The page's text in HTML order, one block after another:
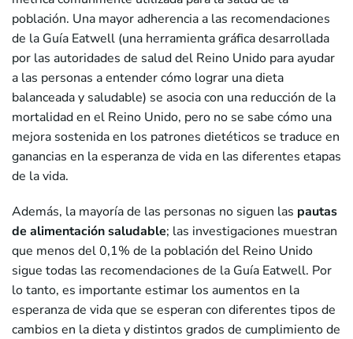
población. Una mayor adherencia a las recomendaciones
de la Guía Eatwell (una herramienta gráfica desarrollada
por las autoridades de salud del Reino Unido para ayudar
a las personas a entender cómo lograr una dieta
balanceada y saludable) se asocia con una reducción de la
mortalidad en el Reino Unido, pero no se sabe cómo una
mejora sostenida en los patrones dietéticos se traduce en
ganancias en la esperanza de vida en las diferentes etapas
de la vida.
Además, la mayoría de las personas no siguen las pautas
de alimentación saludable; las investigaciones muestran
que menos del 0,1% de la población del Reino Unido
sigue todas las recomendaciones de la Guía Eatwell. Por
lo tanto, es importante estimar los aumentos en la
esperanza de vida que se esperan con diferentes tipos de
cambios en la dieta y distintos grados de cumplimiento de